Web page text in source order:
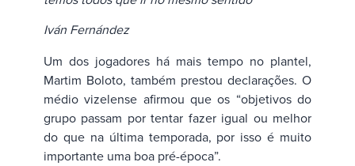
Iván Fernández
Um dos jogadores há mais tempo no plantel,
Martim Boloto, também prestou declarações. O
médio vizelense afirmou que os “objetivos do
grupo passam por tentar fazer igual ou melhor
do que na última temporada, por isso é muito
importante uma boa pré-época”.